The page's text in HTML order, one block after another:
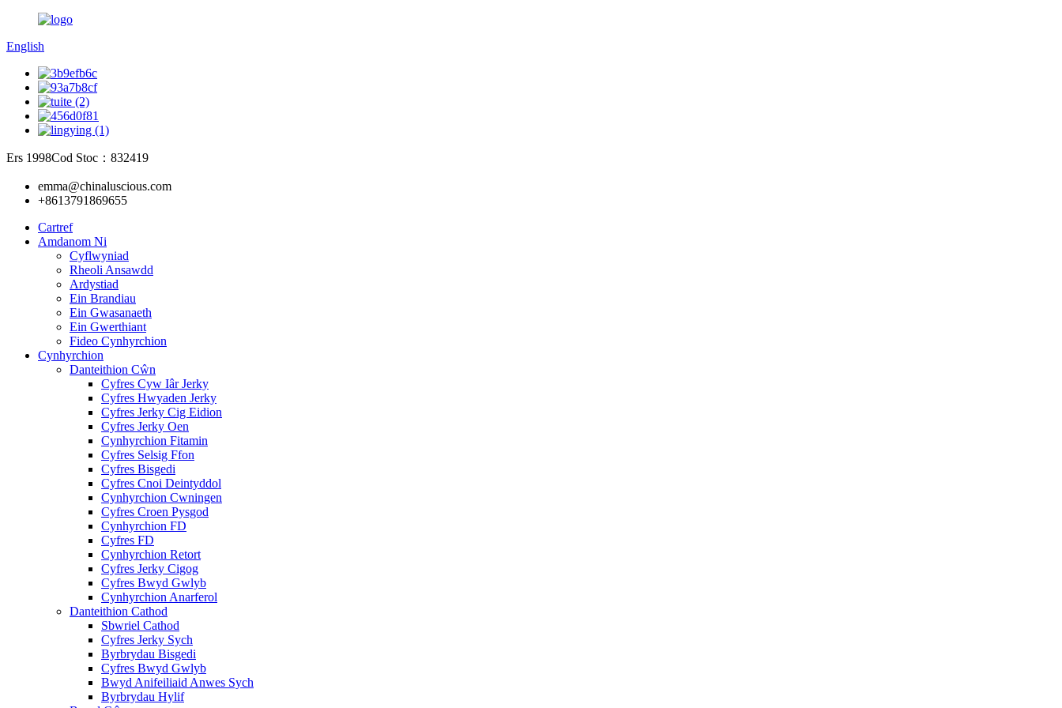
English
Ers 1998Cod Stoc：832419
emma@chinaluscious.com
+8613791869655
Cartref
Amdanom Ni
Cyflwyniad
Rheoli Ansawdd
Ardystiad
Ein Brandiau
Ein Gwasanaeth
Ein Gwerthiant
Fideo Cynhyrchion
Cynhyrchion
Danteithion Cŵn
Cyfres Cyw Iâr Jerky
Cyfres Hwyaden Jerky
Cyfres Jerky Cig Eidion
Cyfres Jerky Oen
Cynhyrchion Fitamin
Cyfres Selsig Ffon
Cyfres Bisgedi
Cyfres Cnoi Deintyddol
Cynhyrchion Cwningen
Cyfres Croen Pysgod
Cynhyrchion FD
Cyfres FD
Cynhyrchion Retort
Cyfres Jerky Cigog
Cyfres Bwyd Gwlyb
Cynhyrchion Anarferol
Danteithion Cathod
Sbwriel Cathod
Cyfres Jerky Sych
Byrbrydau Bisgedi
Cyfres Bwyd Gwlyb
Bwyd Anifeiliaid Anwes Sych
Byrbrydau Hylif